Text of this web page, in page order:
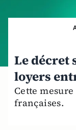
Le décret
loyers
Cette
françaises.